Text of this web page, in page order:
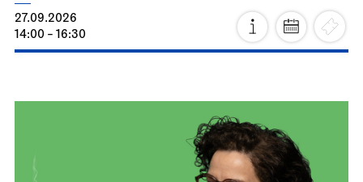
27.09.2026
14:00 - 16:30